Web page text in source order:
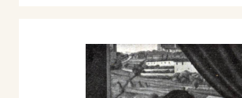
doveva permettere al giovane
prime riflessioni, i primi dubbi, i
interrogativi. Al ritorno dalla